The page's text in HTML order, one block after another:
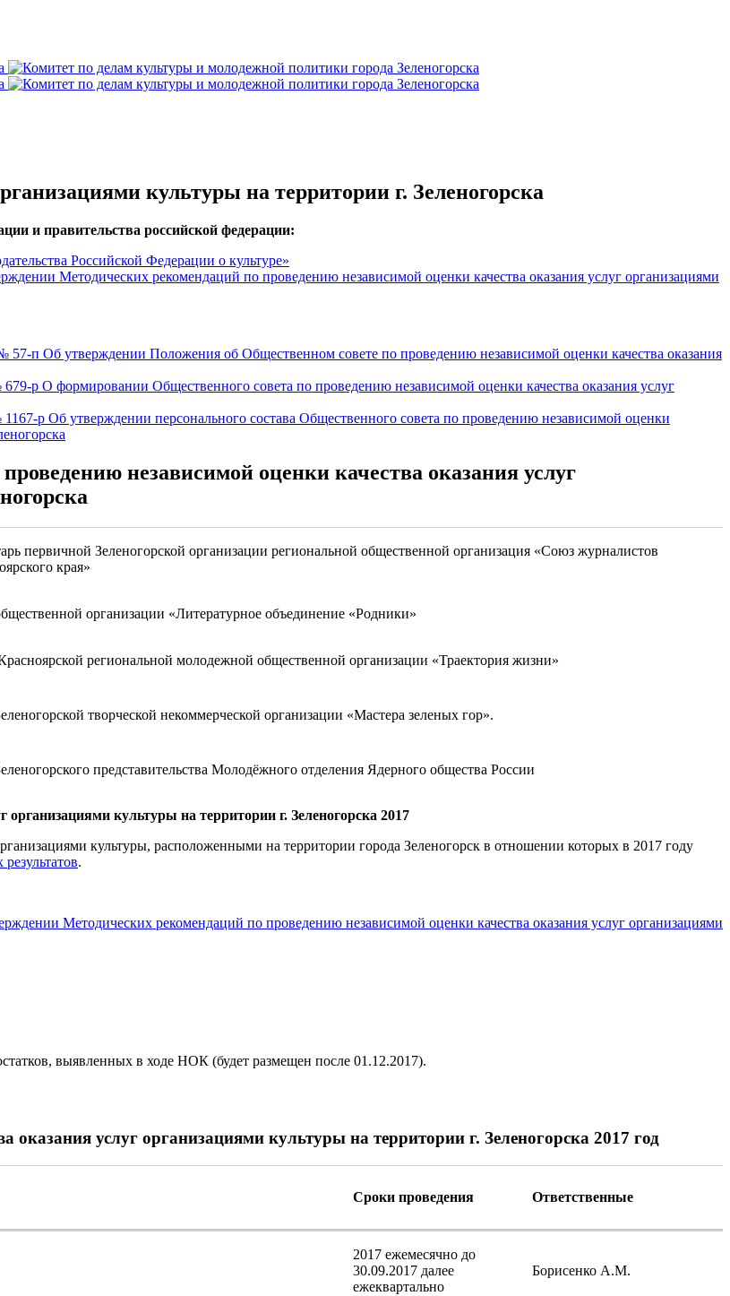
культуры на территории г. Зеленогорска
и правительства российской федерации:
Российской Федерации о культуре»
Методических рекомендаций по проведению независимой оценки качества оказания услуг организациями
п Об утверждении Положения об Общественном совете по проведению независимой оценки качества оказания
р О формировании Общественного совета по проведению независимой оценки качества оказания услуг
р Об утверждении персонального состава Общественного совета по проведению независимой оценки
независимой оценки качества оказания услуг
первичной Зеленогорской организации региональной общественной организация «Союз журналистов
края»
организации «Литературное объединение «Родники»
региональной молодежной общественной организации «Траектория жизни»
творческой некоммерческой организации «Мастера зеленых гор».
представительства Молодёжного отделения Ядерного общества России
культуры на территории г. Зеленогорска 2017
культуры, расположенными на территории города Зеленогорск в отношении которых в 2017 году
.
Методических рекомендаций по проведению независимой оценки качества оказания услуг организациями
выявленных в ходе НОК (будет размещен после 01.12.2017).
услуг организациями культуры на территории г. Зеленогорска 2017 год
Сроки проведения Ответственные
2017 ежемесячно до
30.09.2017 далее
ежеквартально
Борисенко А.М.